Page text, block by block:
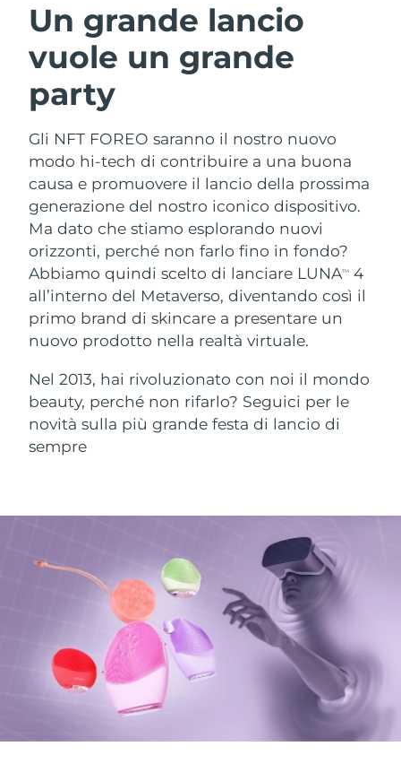
Un grande lancio
vuole un grande
party
Gli NFT FOREO saranno il nostro nuovo
modo hi-tech di contribuire a una buona
causa e promuovere il lancio della prossima
generazione del nostro iconico dispositivo.
Ma dato che stiamo esplorando nuovi
orizzonti, perché non farlo fino in fondo?
Abbiamo quindi scelto di lanciare LUNATM
4
all’interno del Metaverso, diventando così il
primo brand di skincare a presentare un
nuovo prodotto nella realtà virtuale.
Nel 2013, hai rivoluzionato con noi il mondo
beauty, perché non rifarlo? Seguici per le
novità sulla più grande festa di lancio di
sempre